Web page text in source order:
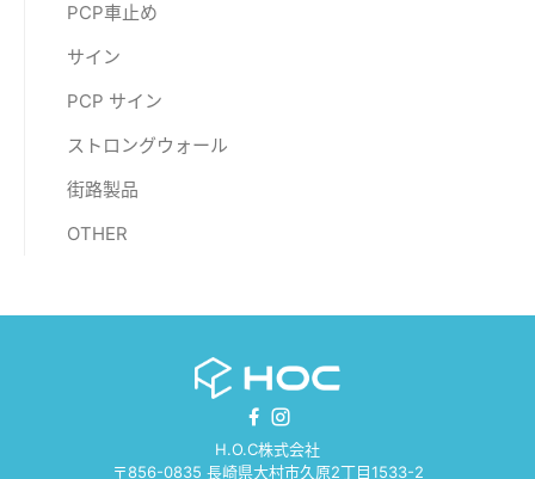
PCP車止め
サイン
PCP サイン
ストロングウォール
街路製品
OTHER
H.O.C株式会社
〒856-0835 長崎県大村市久原2丁目1533-2